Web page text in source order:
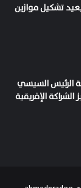
تشكيل موازين
الرئيس السيسي
الشراكة الإفريقية